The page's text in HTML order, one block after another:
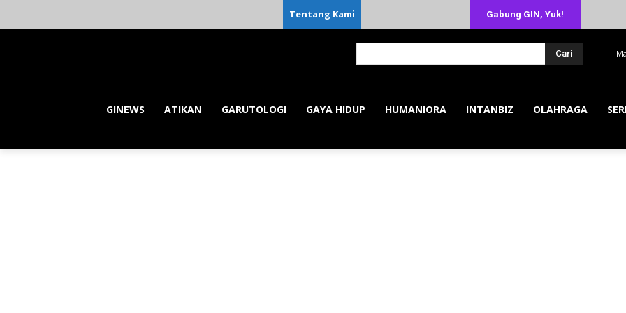
Tentang Kami Gabung GIN, Yuk!
Cari
GINEWS ATIKAN GARUTOLOGI GAYA HIDUP HUMANIORA INTANBIZ OLAHRAGA